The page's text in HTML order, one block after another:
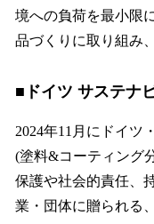
境への負荷を最小限
品づくりに取り組み
■ドイツ サステナ
2024年11月にドイツ
(塗料&コーティング
保護や社会的責任、
業・団体に贈られる